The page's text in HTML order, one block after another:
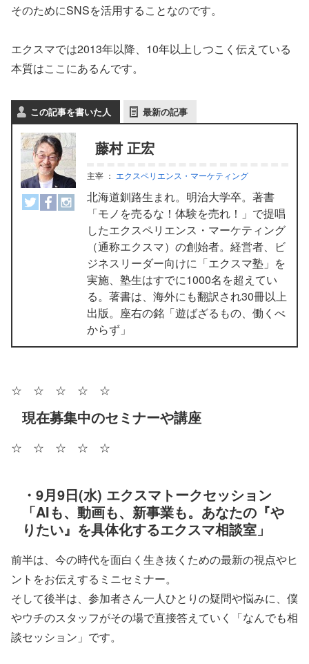
そのためにSNSを活用することなのです。
エクスマでは2013年以降、10年以上しつこく伝えている
本質はここにあるんです。
この記事を書いた人 最新の記事
藤村 正宏
主宰 ： エクスペリエンス・マーケティング
北海道釧路生まれ。明治大学卒。著書
「モノを売るな！体験を売れ！」で提唱
したエクスペリエンス・マーケティング
（通称エクスマ）の創始者。経営者、ビ
ジネスリーダー向けに「エクスマ塾」を
実施、塾生はすでに1000名を超えてい
る。著書は、海外にも翻訳され30冊以上
出版。座右の銘「遊ばざるもの、働くべ
からず」
☆ ☆ ☆ ☆ ☆
現在募集中のセミナーや講座
☆ ☆ ☆ ☆ ☆
・9月9日(水) エクスマトークセッション
「AIも、動画も、新事業も。あなたの『や
りたい』を具体化するエクスマ相談室」
前半は、今の時代を面白く生き抜くための最新の視点やヒ
ントをお伝えするミニセミナー。
そして後半は、参加者さん一人ひとりの疑問や悩みに、僕
やウチのスタッフがその場で直接答えていく「なんでも相
談セッション」です。